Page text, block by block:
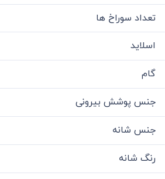
تعداد سوراخ ها
اسلاید
گام
جنس پوشش بیرونی
جنس شانه
رنگ شانه